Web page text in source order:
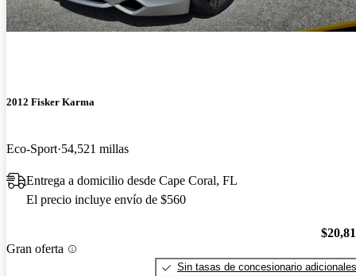
2012 Fisker Karma
Eco-Sport 54,521 millas
Entrega a domicilio desde Cape Coral, FL
El precio incluye envío de $560
Gran oferta
Sin tasas de concesionario adicionales